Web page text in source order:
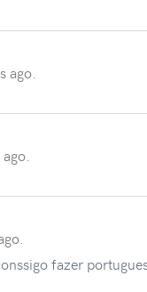
ago.
fazer